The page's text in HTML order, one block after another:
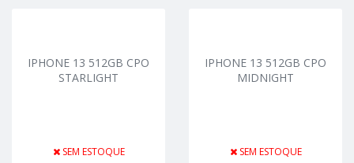
IPHONE 13 512GB CPO
STARLIGHT
SEM ESTOQUE
IPHONE 13 512GB CPO
MIDNIGHT
SEM ESTOQUE